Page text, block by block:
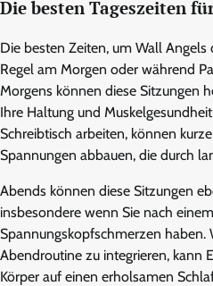
Die besten Tageszeiten
Die besten Zeiten, um Wall
Regel am Morgen oder während
Morgens können diese Sitzungen
Ihre Haltung und
Schreibtisch arbeiten, können
Spannungen abbauen, die durch
Abends können diese Sitzungen
insbesondere wenn Sie nach
Spannungskopfschmerzen haben.
Abendroutine zu integrieren, kann
Körper auf einen erholsamen